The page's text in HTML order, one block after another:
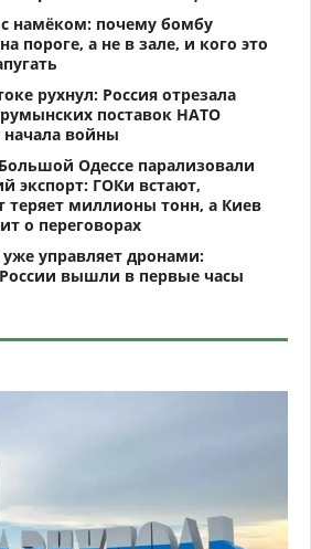
намёком: почему бомбу
пороге, а не в зале, и кого это
рухнул: Россия отрезала
румынских поставок НАТО
начала войны
Одессе парализовали
экспорт: ГОКи встают,
теряет миллионы тонн, а Киев
о переговорах
уже управляет дронами:
вышли в первые часы